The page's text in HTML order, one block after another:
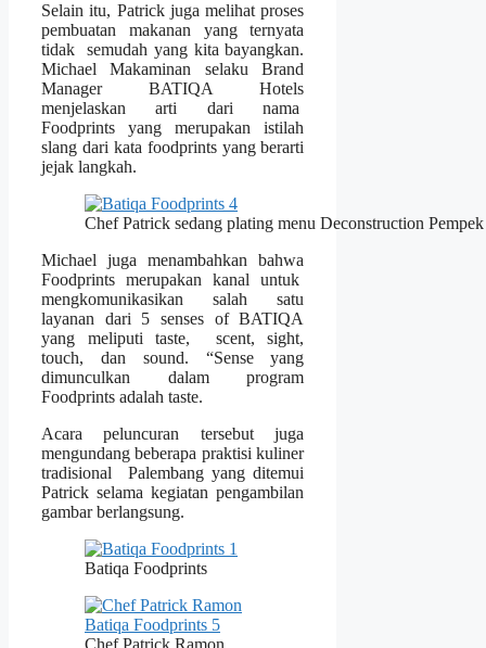
Selain itu, Patrick juga melihat proses
pembuatan makanan yang ternyata
tidak semudah yang kita bayangkan.
Michael Makaminan selaku Brand
Manager BATIQA Hotels
menjelaskan arti dari nama
Foodprints yang merupakan istilah
slang dari kata foodprints yang berarti
jejak langkah.
Chef Patrick sedang plating menu Deconstruction Pempek
Michael juga menambahkan bahwa
Foodprints merupakan kanal untuk
mengkomunikasikan salah satu
layanan dari 5 senses of BATIQA
yang meliputi taste, scent, sight,
touch, dan sound. “Sense yang
dimunculkan dalam program
Foodprints adalah taste.
Acara peluncuran tersebut juga
mengundang beberapa praktisi kuliner
tradisional Palembang yang ditemui
Patrick selama kegiatan pengambilan
gambar berlangsung.
Batiqa Foodprints